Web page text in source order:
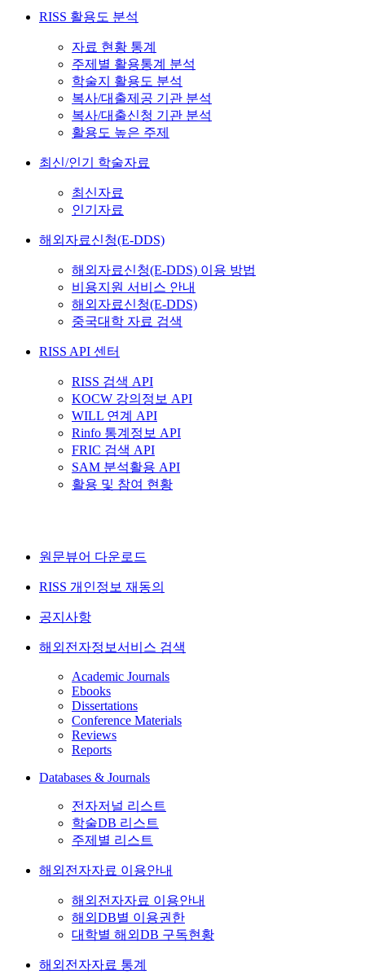
RISS 활용도 분석
자료 현황 통계
주제별 활용통계 분석
학술지 활용도 분석
복사/대출제공 기관 분석
복사/대출신청 기관 분석
활용도 높은 주제
최신/인기 학술자료
최신자료
인기자료
해외자료신청(E-DDS)
해외자료신청(E-DDS) 이용 방법
비용지원 서비스 안내
해외자료신청(E-DDS)
중국대학 자료 검색
RISS API 센터
RISS 검색 API
KOCW 강의정보 API
WILL 연계 API
Rinfo 통계정보 API
FRIC 검색 API
SAM 분석활용 API
활용 및 참여 현황
원문뷰어 다운로드
RISS 개인정보 재동의
공지사항
해외전자정보서비스 검색
Academic Journals
Ebooks
Dissertations
Conference Materials
Reviews
Reports
Databases & Journals
전자저널 리스트
학술DB 리스트
주제별 리스트
해외전자자료 이용안내
해외전자자료 이용안내
해외DB별 이용권한
대학별 해외DB 구독현황
해외전자자료 통계